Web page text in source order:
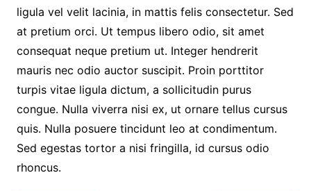
ligula vel velit lacinia, in mattis felis consectetur. Sed
at pretium orci. Ut tempus libero odio, sit amet
consequat neque pretium ut. Integer hendrerit
mauris nec odio auctor suscipit. Proin porttitor
turpis vitae ligula dictum, a sollicitudin purus
congue. Nulla viverra nisi ex, ut ornare tellus cursus
quis. Nulla posuere tincidunt leo at condimentum.
Sed egestas tortor a nisi fringilla, id cursus odio
rhoncus.